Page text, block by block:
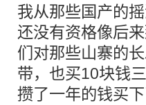
我从那些国产的
还没有资格像后
们对那些山寨的
带，也买10块钱
攒了一年的钱买